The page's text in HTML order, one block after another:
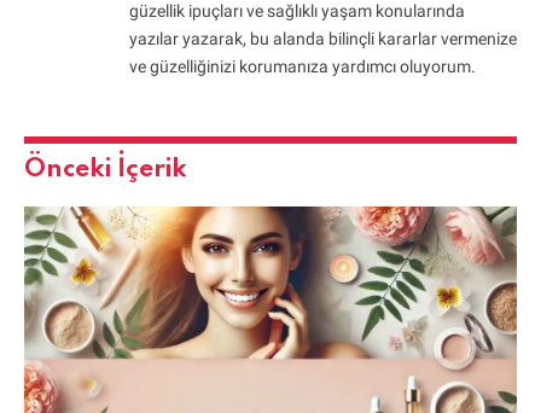
güzellik ipuçları ve sağlıklı yaşam konularında
yazılar yazarak, bu alanda bilinçli kararlar vermenize
ve güzelliğinizi korumanıza yardımcı oluyorum.
Önceki İçerik